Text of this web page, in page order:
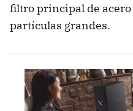
filtro principal de
partículas grandes.